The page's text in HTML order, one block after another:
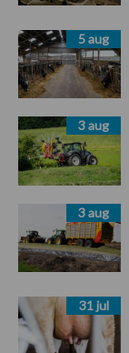
5 aug
3 aug
3 aug
31 jul